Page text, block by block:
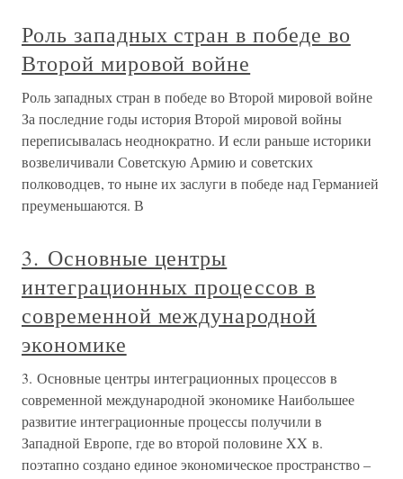
Роль западных стран в победе во
Второй мировой войне
Роль западных стран в победе во Второй мировой войне
За последние годы история Второй мировой войны
переписывалась неоднократно. И если раньше историки
возвеличивали Советскую Армию и советских
полководцев, то ныне их заслуги в победе над Германией
преуменьшаются. В
3. Основные центры
интеграционных процессов в
современной международной
экономике
3. Основные центры интеграционных процессов в
современной международной экономике Наибольшее
развитие интеграционные процессы получили в
Западной Европе, где во второй половине XX в.
поэтапно создано единое экономическое пространство –